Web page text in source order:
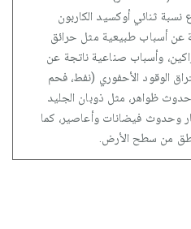
نسبة ثنائي أوكسيد الكاربون
عن أسباب طبيعية مثل حرائق
وأسباب صناعية ناتجة عن
الوقود الأحفوري (نفط، فحم
ظواهر، مثل ذوبان الجليد
وحدوث فيضانات وأعاصير، كما
من سطح الأرض.